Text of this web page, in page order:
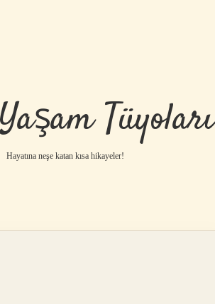
Tüyoları
Hayatına neşe katan kısa hikayeler!